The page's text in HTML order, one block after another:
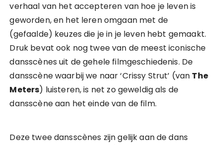
verhaal van het accepteren van hoe je leven is
geworden, en het leren omgaan met de
(gefaalde) keuzes die je in je leven hebt gemaakt.
Druk bevat ook nog twee van de meest iconische
dansscènes uit de gehele filmgeschiedenis. De
dansscène waarbij we naar ‘Crissy Strut’ (van The
Meters) luisteren, is net zo geweldig als de
dansscène aan het einde van de film.
Deze twee dansscènes zijn gelijk aan de dans